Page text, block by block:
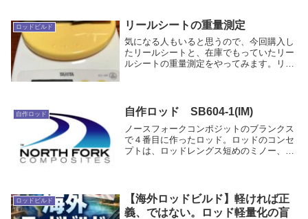
ロッドビルド リールシートの重量測定
気になる人もいると思うので、今回購入し
たリールシートと、在庫でもっていたリー
ルシートの重量測定をやってみます。リー
く、不可...
自作ロッド 自作ロッド SB604-1(IM)
ノースフォークコンポジットのブランクス
で４番目に作ったロッド。ロッドのコンセ
プトは、ロッドレングス短めのミノー、ト
した。SBブ...
ロッドビルド
【海外ロッドビルド】軽ければ正
義、ではない。ロッド軽量化の盲